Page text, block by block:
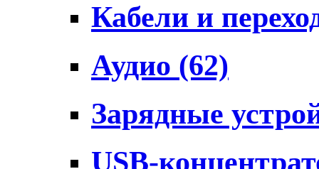
Кабели и
Аудио (62)
Зарядные
USB-